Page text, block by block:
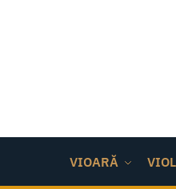
VIOARĂ